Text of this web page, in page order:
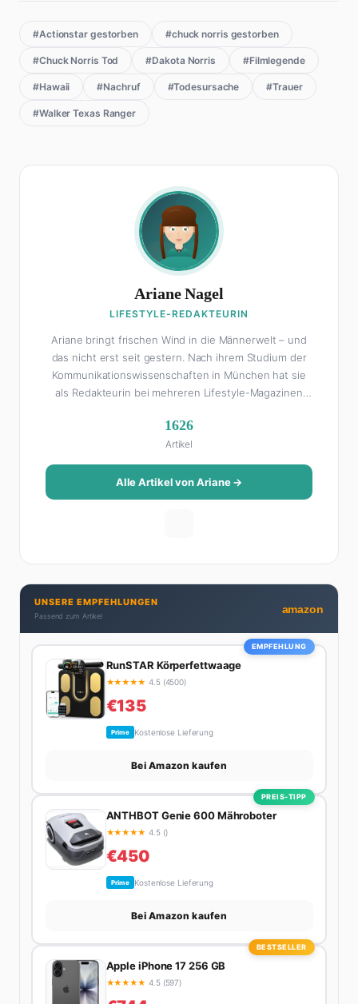
#Actionstar gestorben #chuck norris gestorben
#Chuck Norris Tod #Dakota Norris #Filmlegende
#Hawaii #Nachruf #Todesursache #Trauer
#Walker Texas Ranger
Ariane Nagel
LIFESTYLE-REDAKTEURIN
Ariane bringt frischen Wind in die Männerwelt – und
das nicht erst seit gestern. Nach ihrem Studium der
Kommunikationswissenschaften in München hat sie
als Redakteurin bei mehreren Lifestyle-Magazinen
Als Lifestyle-Redakteurin schreibt sie über alles, was
das Leben schöner macht: von Interior Design und
Reise-Tipps über Food-Trends bis hin zu
Beziehungsratgebern, die auch Männer gerne lesen.
Ihre Geheimwaffe: Sie weiß genau, was Frauen an
Brunch-Spot der Stadt. Ihre Interior-Tipps basieren
auf echter Erfahrung – ihre Wohnung wurde schon
zweimal in Design-Blogs gefeatured.
1626
Artikel
Alle Artikel von Ariane →
UNSERE EMPFEHLUNGEN
Passend zum Artikel
amazon
EMPFEHLUNG
RunSTAR Körperfettwaage
★★★★★ 4.5 (4500)
€135
Prime Kostenlose Lieferung
Bei Amazon kaufen
PREIS-TIPP
ANTHBOT Genie 600 Mähroboter
★★★★★ 4.5 ()
€450
Prime Kostenlose Lieferung
Bei Amazon kaufen
BESTSELLER
Apple iPhone 17 256 GB
★★★★★ 4.5 (597)